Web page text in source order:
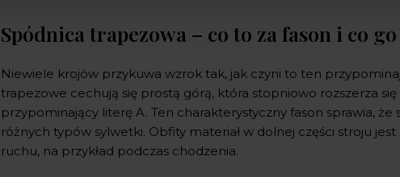
Spódnica trapezowa – co to za fason i co
Niewiele krojów przykuwa wzrok tak, jak czyni to ten
trapezowe cechują się prostą górą, która stopniowo rozszerza
przypominający literę A. Ten charakterystyczny fason sprawia,
różnych typów sylwetki. Obfity materiał w dolnej części stroju
ruchu, na przykład podczas chodzenia.